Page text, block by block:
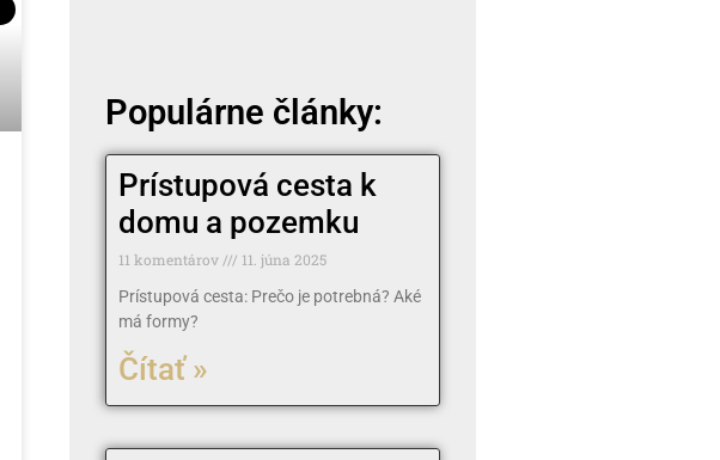
Populárne články:
Prístupová cesta k
domu a pozemku
11 komentárov
11. júna 2025
Prístupová cesta: Prečo je potrebná? Aké
má formy?
Čítať »